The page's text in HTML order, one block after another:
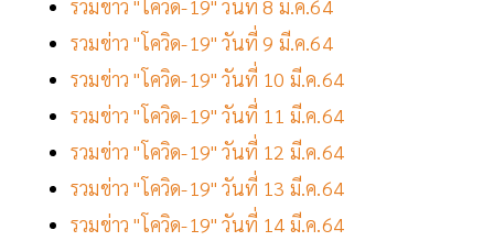
รวมข่าว "โควิด-19" วันที่ 8 มี.ค.64
รวมข่าว "โควิด-19" วันที่ 9 มี.ค.64
รวมข่าว "โควิด-19" วันที่ 10 มี.ค.64
รวมข่าว "โควิด-19" วันที่ 11 มี.ค.64
รวมข่าว "โควิด-19" วันที่ 12 มี.ค.64
รวมข่าว "โควิด-19" วันที่ 13 มี.ค.64
รวมข่าว "โควิด-19" วันที่ 14 มี.ค.64